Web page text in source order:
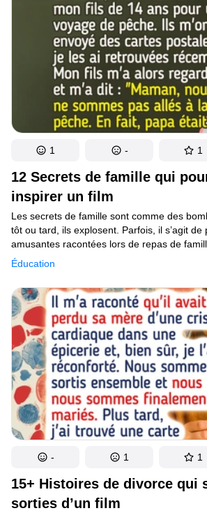
ni de scénarios, mais de personnes
authentiques et de drames qui rivalisent
intrigues hollywoodiennes.
12 Secrets de famille qui
inspirer un film
Éducation
Les secrets de famille sont comme des
tôt ou tard, ils explosent. Parfois, il s’agit de
amusantes racontées lors de repas de
d’autres encore sont si intenses qu’ils
rebondissements dignes d’un thriller et
changé des vies à jamais. Ces 12 histoires
de famille te feront peut-être te demander à
que j’ignore sur ma propre famille ?”
1 - 1
15+ Histoires de divorce qui
sorties d’un film
- 1 1